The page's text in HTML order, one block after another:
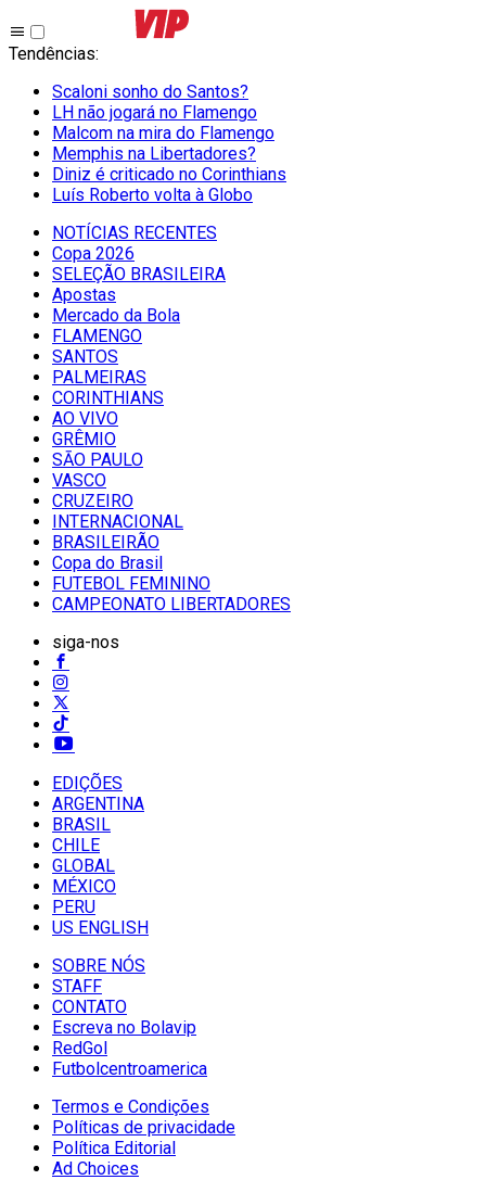
Tendências:
Scaloni sonho do Santos?
LH não jogará no Flamengo
Malcom na mira do Flamengo
Memphis na Libertadores?
Diniz é criticado no Corinthians
Luís Roberto volta à Globo
NOTÍCIAS RECENTES
Copa 2026
SELEÇÃO BRASILEIRA
Apostas
Mercado da Bola
FLAMENGO
SANTOS
PALMEIRAS
CORINTHIANS
AO VIVO
GRÊMIO
SĀO PAULO
VASCO
CRUZEIRO
INTERNACIONAL
BRASILEIRÃO
Copa do Brasil
FUTEBOL FEMININO
CAMPEONATO LIBERTADORES
siga-nos
EDIÇÕES
ARGENTINA
BRASIL
CHILE
GLOBAL
MÉXICO
PERU
US ENGLISH
SOBRE NÓS
STAFF
CONTATO
Escreva no Bolavip
RedGol
Futbolcentroamerica
Termos e Condições
Políticas de privacidade
Política Editorial
Ad Choices